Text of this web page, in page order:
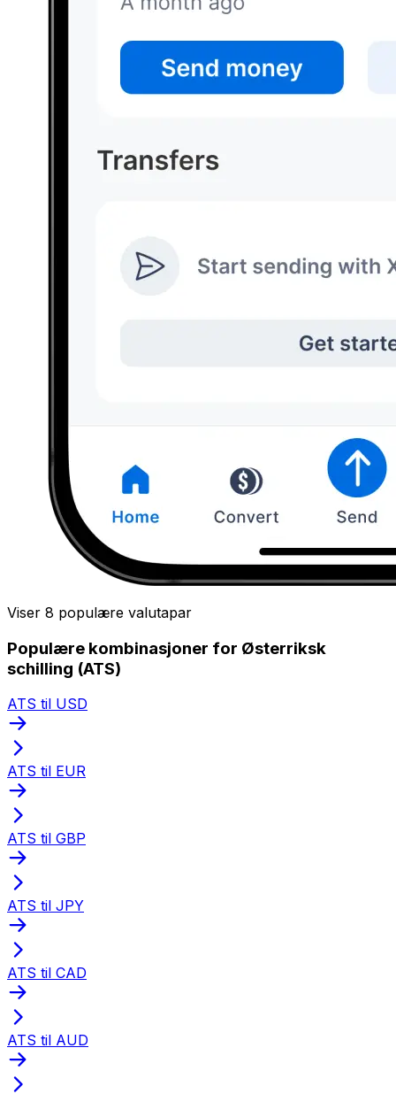
Viser 8 populære valutapar
Populære kombinasjoner for Østerriksk
schilling (ATS)
ATS til USD
ATS til EUR
ATS til GBP
ATS til JPY
ATS til CAD
ATS til AUD